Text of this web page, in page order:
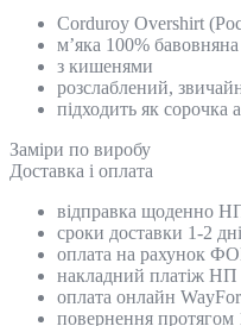
Corduroy Overshirt
м’яка 100%
з кишенями
розслаблений,
підходить як сорочка
Замiри по виробу
Доставка і оплата
відправка щоденно
сроки доставки 1-2 дні
оплата на рахунок
накладний платіж НП
оплата онлайн
повернення протягом